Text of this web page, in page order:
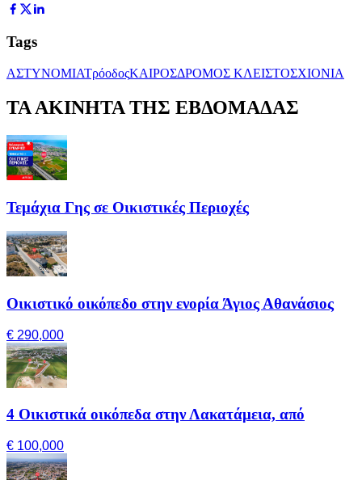
Tags
ΑΣΤΥΝΟΜΙΑΤρόοδοςΚΑΙΡΟΣΔΡΟΜΟΣ ΚΛΕΙΣΤΟΣΧΙΟΝΙΑ
ΤΑ ΑΚΙΝΗΤΑ ΤΗΣ ΕΒΔΟΜΑΔΑΣ
Τεμάχια Γης σε Οικιστικές Περιοχές
Οικιστικό οικόπεδο στην ενορία Άγιος Αθανάσιος
€ 290,000
4 Οικιστικά οικόπεδα στην Λακατάμεια, από
€ 100,000